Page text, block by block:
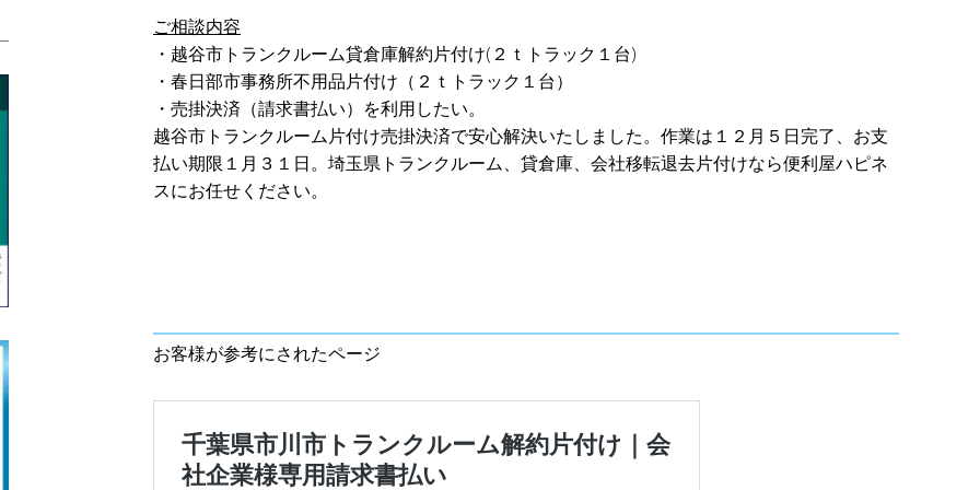
ご相談内容
・越谷市トランクルーム貸倉庫解約片付け(２ｔトラック１台)
・春日部市事務所不用品片付け（２ｔトラック１台）
・売掛決済（請求書払い）を利用したい。
越谷市トランクルーム片付け売掛決済で安心解決いたしました。作業は１２月５日完了、お支
払い期限１月３１日。埼玉県トランクルーム、貸倉庫、会社移転退去片付けなら便利屋ハピネ
スにお任せください。
お客様が参考にされたページ